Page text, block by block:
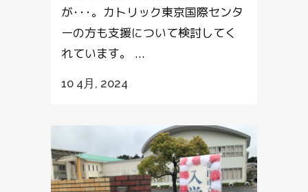
が･･･。カトリック東京国際センタ
ーの方も支援について検討してく
れています。 ...
10 4月, 2024